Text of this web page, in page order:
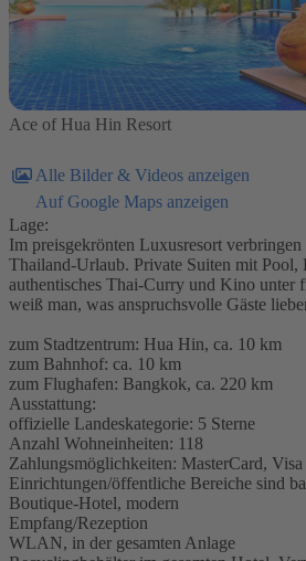
Ace of Hua Hin Resort
Alle Bilder & Videos anzeigen
Auf Google Maps anzeigen
Lage:
Im preisgekrönten Luxusresort verbringen
Thailand-Urlaub. Private Suiten mit Pool,
authentisches Thai-Curry und Kino unter
weiß man, was anspruchsvolle Gäste
zum Stadtzentrum: Hua Hin, ca. 10 km
zum Bahnhof: ca. 10 km
zum Flughafen: Bangkok, ca. 220 km
Ausstattung:
offizielle Landeskategorie: 5 Sterne
Anzahl Wohneinheiten: 118
Zahlungsmöglichkeiten: MasterCard, Visa
Einrichtungen/öffentliche Bereiche sind
Boutique-Hotel, modern
Empfang/Rezeption
WLAN, in der gesamten Anlage